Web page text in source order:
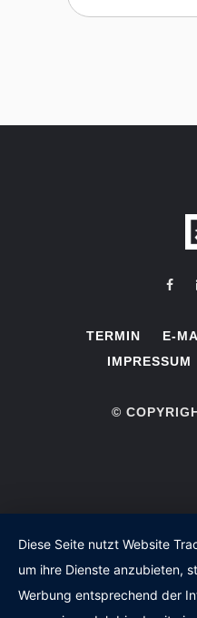
TERMIN E-
IMPRESSUM
©
Diese Seite nutzt Website
um ihre Dienste anzubieten,
Werbung entsprechend der